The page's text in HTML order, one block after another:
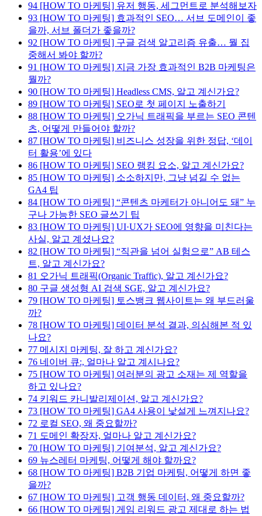
94 [HOW TO 마케팅] 유저 행동, 세그먼트로 분석해보자
93 [HOW TO 마케팅] 효과적인 SEO… 서브 도메인이 좋
을까, 서브 폴더가 좋을까?
92 [HOW TO 마케팅] 구글 검색 알고리즘 유출… 뭘 집
중해서 봐야 할까?
91 [HOW TO 마케팅] 지금 가장 효과적인 B2B 마케팅은
뭘까?
90 [HOW TO 마케팅] Headless CMS, 알고 계신가요?
89 [HOW TO 마케팅] SEO로 첫 페이지 노출하기
88 [HOW TO 마케팅] 오가닉 트래픽을 부르는 SEO 콘텐
츠, 어떻게 만들어야 할까?
87 [HOW TO 마케팅] 비즈니스 성장을 위한 정답, ‘데이
터 활용’에 있다
86 [HOW TO 마케팅] SEO 랭킹 요소, 알고 계신가요?
85 [HOW TO 마케팅] 소소하지만, 그냥 넘길 수 없는
GA4 팁
84 [HOW TO 마케팅] “콘텐츠 마케터가 아니어도 돼” 누
구나 가능한 SEO 글쓰기 팁
83 [HOW TO 마케팅] UI·UX가 SEO에 영향을 미친다는
사실, 알고 계셨나요?
82 [HOW TO 마케팅] “직관을 넘어 실험으로” AB 테스
트, 알고 계신가요?
81 오가닉 트래픽(Organic Traffic), 알고 계신가요?
80 구글 생성형 AI 검색 SGE, 알고 계신가요?
79 [HOW TO 마케팅] 토스뱅크 웹사이트는 왜 부드러울
까?
78 [HOW TO 마케팅] 데이터 분석 결과, 의심해본 적 있
나요?
77 메시지 마케팅, 잘 하고 계신가요?
76 네이버 큐:, 얼마나 알고 계시나요?
75 [HOW TO 마케팅] 여러분의 광고 소재는 제 역할을
하고 있나요?
74 키워드 카니발리제이션, 알고 계신가요?
73 [HOW TO 마케팅] GA4 사용이 낯설게 느껴지나요?
72 로컬 SEO, 왜 중요할까?
71 도메인 확장자, 얼마나 알고 계신가요?
70 [HOW TO 마케팅] 기여분석, 알고 계신가요?
69 뉴스레터 마케팅, 어떻게 해야 할까요?
68 [HOW TO 마케팅] B2B 기업 마케팅, 어떻게 하면 좋
을까?
67 [HOW TO 마케팅] 고객 행동 데이터, 왜 중요할까?
66 [HOW TO 마케팅] 게임 리워드 광고 제대로 하는 법